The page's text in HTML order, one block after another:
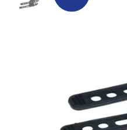
STANDORTE